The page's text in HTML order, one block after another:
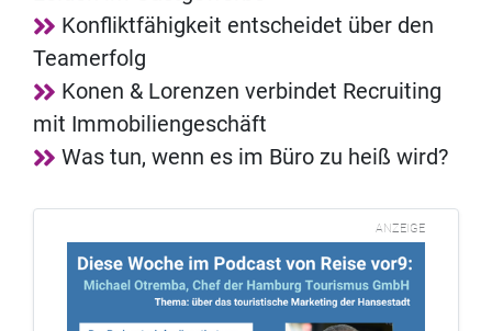
Konfliktfähigkeit entscheidet über den
Teamerfolg
Konen & Lorenzen verbindet Recruiting
mit Immobiliengeschäft
Was tun, wenn es im Büro zu heiß wird?
ANZEIGE